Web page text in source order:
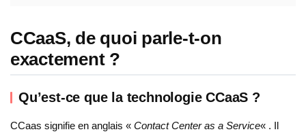
CCaaS, de quoi parle-t-on
exactement ?
Qu’est-ce que la technologie CCaaS ?
CCaas signifie en anglais « Contact Center as a Service« . Il